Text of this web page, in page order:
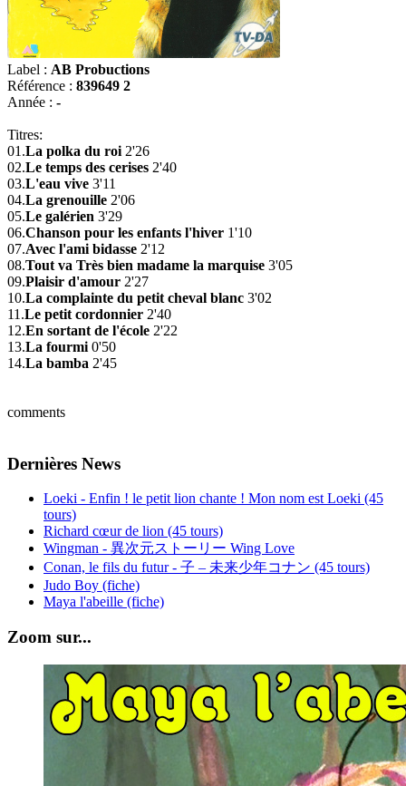
Label : AB Probuctions
Référence : 839649 2
Année : -
Titres:
01.La polka du roi 2'26
02.Le temps des cerises 2'40
03.L'eau vive 3'11
04.La grenouille 2'06
05.Le galérien 3'29
06.Chanson pour les enfants l'hiver 1'10
07.Avec l'ami bidasse 2'12
08.Tout va Très bien madame la marquise 3'05
09.Plaisir d'amour 2'27
10.La complainte du petit cheval blanc 3'02
11.Le petit cordonnier 2'40
12.En sortant de l'école 2'22
13.La fourmi 0'50
14.La bamba 2'45
comments
Dernières News
Loeki - Enfin ! le petit lion chante ! Mon nom est Loeki (45
tours)
Richard cœur de lion (45 tours)
Wingman - 異次元ストーリー Wing Love
Conan, le fils du futur - 子 – 未来少年コナン (45 tours)
Judo Boy (fiche)
Maya l'abeille (fiche)
Zoom sur...